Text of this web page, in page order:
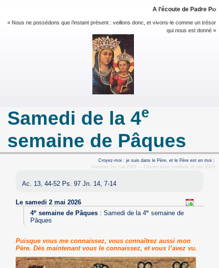
A l’écoute de Padre Pio
« Nous ne possédons que l’instant présent : veillons donc, et vivons-le comme un trésor
qui nous est donné »
Samedi de la 4e
semaine de Pâques
Croyez-moi : je suis dans le Père, et le Père est en moi ;
Vendredi 1er mai 2026 — Dernier ajout vendredi 16 mai 2025
Ac. 13, 44-52 Ps. 97 Jn. 14, 7-14
Le samedi 2 mai 2026
4esemaine de Pâques: Samedi de la 4e semaine de
Pâques
Puisque vous me connaissez, vous connaîtrez aussi mon
Père. Dès maintenant vous le connaissez, et vous l’avez vu.